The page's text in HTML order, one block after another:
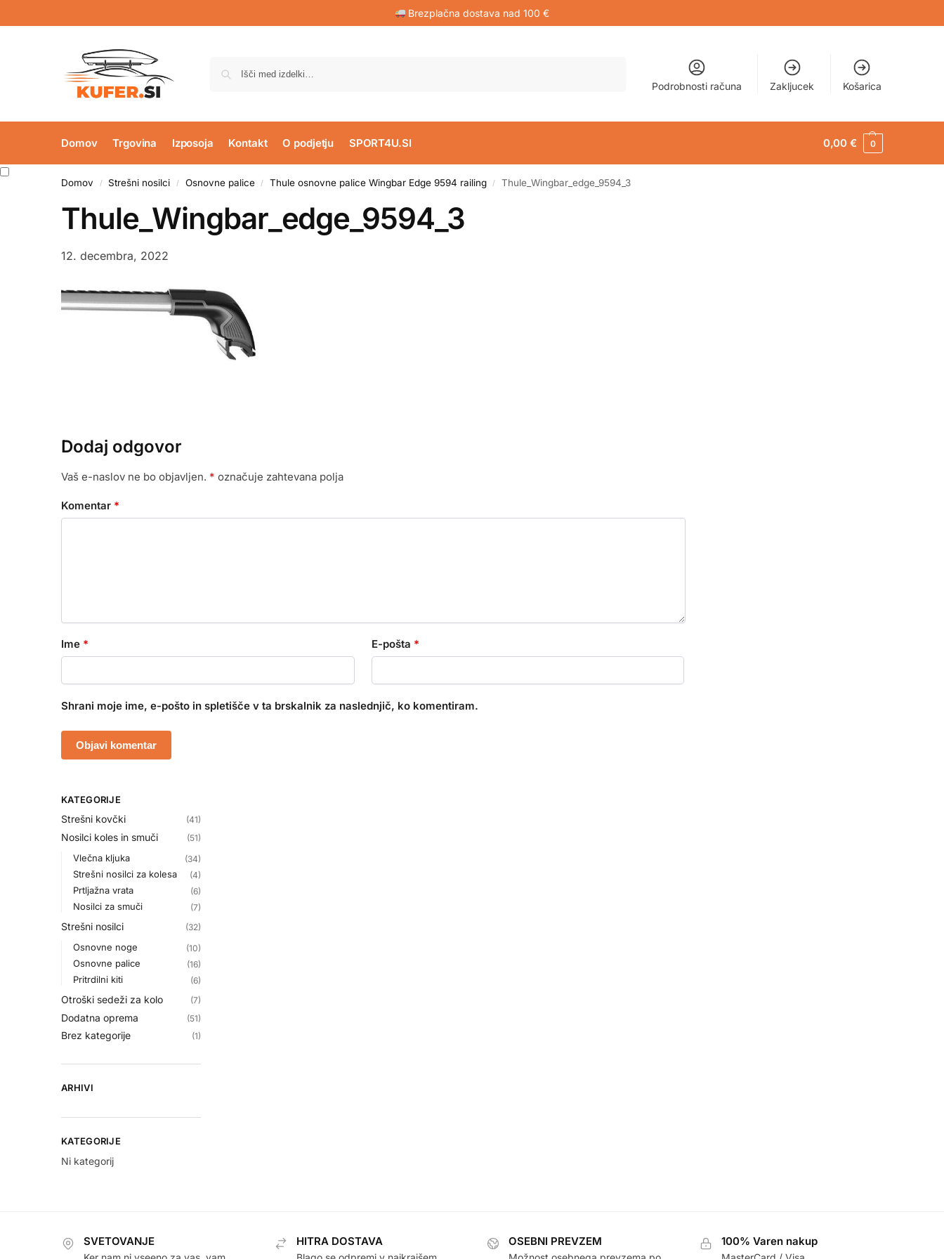
Brezplačna dostava nad 100 €
Podrobnosti računa Zakljucek Košarica
Domov Trgovina Izposoja Kontakt O podjetju SPORT4U.SI 0,00€ 0
Domov / Strešni nosilci / Osnovne palice / Thule osnovne palice Wingbar Edge 9594 railing / Thule_Wingbar_edge_9594_3
Thule_Wingbar_edge_9594_3
12. decembra, 2022
Dodaj odgovor
Vaš e-naslov ne bo objavljen. * označuje zahtevana polja
Komentar *
Ime * E-pošta *
Shrani moje ime, e-pošto in spletišče v ta brskalnik za naslednjič, ko komentiram.
KATEGORIJE
Strešni kovčki (41)
Nosilci koles in smuči (51)
Vlečna kljuka (34)
Strešni nosilci za kolesa (4)
Prtljažna vrata (6)
Nosilci za smuči (7)
Strešni nosilci (32)
Osnovne noge (10)
Osnovne palice (16)
Pritrdilni kiti (6)
Otroški sedeži za kolo (7)
Dodatna oprema (51)
Brez kategorije (1)
ARHIVI
KATEGORIJE
Ni kategorij
SVETOVANJE HITRA DOSTAVA OSEBNI PREVZEM 100% Varen nakup